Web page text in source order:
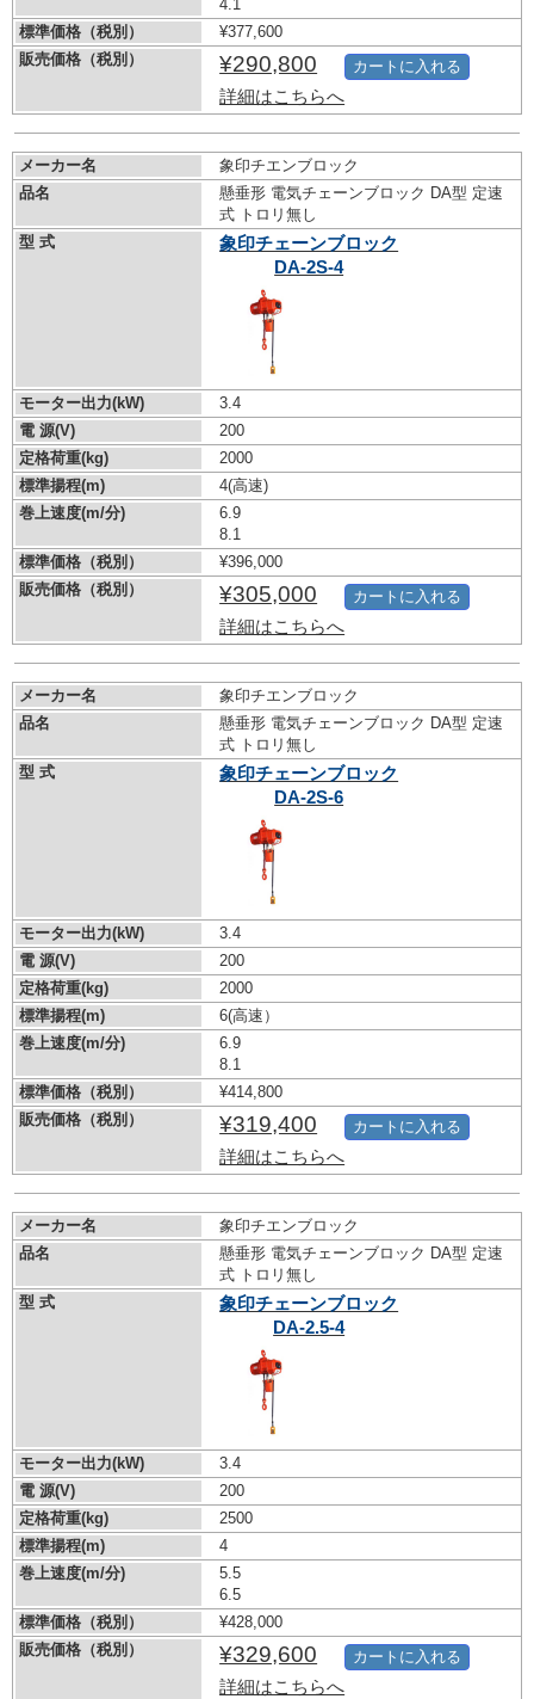
4.1
標準価格（税別）
¥377,600
販売価格（税別）
¥290,800
詳細はこちらへ
カートに入れる
メーカー名
象印チエンブロック
品名
懸垂形 電気チェーンブロック DA型 定速
式 トロリ無し
型 式
象印チェーンブロック
DA-2S-4
モーター出力(kW)
3.4
電 源(V)
200
定格荷重(kg)
2000
標準揚程(m)
4(高速)
巻上速度(m/分)
6.9
8.1
標準価格（税別）
¥396,000
販売価格（税別）
¥305,000
詳細はこちらへ
カートに入れる
メーカー名
象印チエンブロック
品名
懸垂形 電気チェーンブロック DA型 定速
式 トロリ無し
型 式
象印チェーンブロック
DA-2S-6
モーター出力(kW)
3.4
電 源(V)
200
定格荷重(kg)
2000
標準揚程(m)
6(高速）
巻上速度(m/分)
6.9
8.1
標準価格（税別）
¥414,800
販売価格（税別）
¥319,400
詳細はこちらへ
カートに入れる
メーカー名
象印チエンブロック
品名
懸垂形 電気チェーンブロック DA型 定速
式 トロリ無し
型 式
象印チェーンブロック
DA-2.5-4
モーター出力(kW)
3.4
電 源(V)
200
定格荷重(kg)
2500
標準揚程(m)
4
巻上速度(m/分)
5.5
6.5
標準価格（税別）
¥428,000
販売価格（税別）
¥329,600
詳細はこちらへ
カートに入れる